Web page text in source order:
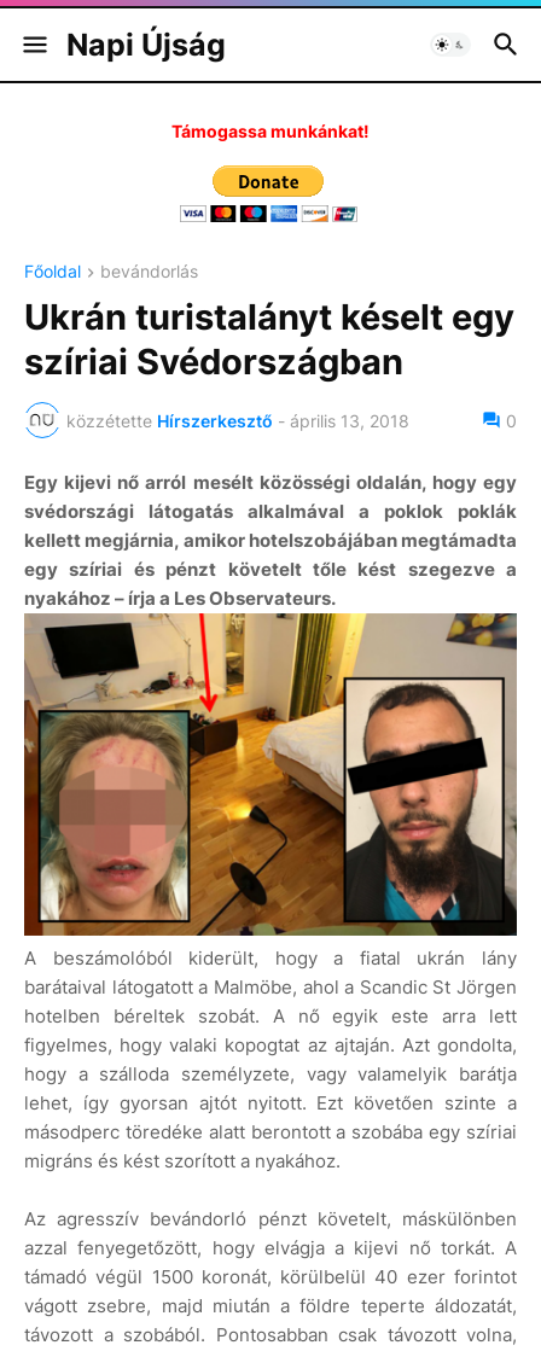
Napi Újság
Támogassa munkánkat!
Főoldal bevándorlás
Ukrán turistalányt késelt egy
szíriai Svédországban
közzétette Hírszerkesztő - április 13, 2018 0
Egy kijevi nő arról mesélt közösségi oldalán, hogy egy
svédországi látogatás alkalmával a poklok poklák
kellett megjárnia, amikor hotelszobájában megtámadta
egy szíriai és pénzt követelt tőle kést szegezve a
nyakához – írja a Les Observateurs.
A beszámolóból kiderült, hogy a fiatal ukrán lány
barátaival látogatott a Malmöbe, ahol a Scandic St Jörgen
hotelben béreltek szobát. A nő egyik este arra lett
figyelmes, hogy valaki kopogtat az ajtaján. Azt gondolta,
hogy a szálloda személyzete, vagy valamelyik barátja
lehet, így gyorsan ajtót nyitott. Ezt követően szinte a
másodperc töredéke alatt berontott a szobába egy szíriai
migráns és kést szorított a nyakához.
Az agresszív bevándorló pénzt követelt, máskülönben
azzal fenyegetőzött, hogy elvágja a kijevi nő torkát. A
támadó végül 1500 koronát, körülbelül 40 ezer forintot
vágott zsebre, majd miután a földre teperte áldozatát,
távozott a szobából. Pontosabban csak távozott volna,